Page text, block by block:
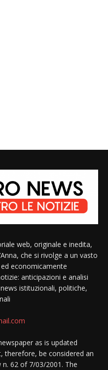
web, originale e inedita,
che si rivolge a un vasto
economicamente
anticipazioni e analisi
istituzionali, politiche,
as is updated
therefore, be considered an
62 of 7/03/2001. The